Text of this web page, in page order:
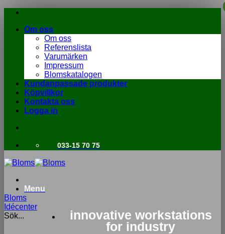
Skip
contentOm oss
Om oss
Referenslista
Varumärken
Impressum
Blomskatalogen
Kundanpassade produkter
Köpvillkor
Kontakta oss
Logga in
033-15 70 75
Menu
innovative workstations
for industry
Bloms
Idécenter
Sök...